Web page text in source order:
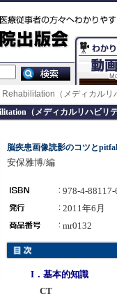
（メディカルリ
（メディカルリハビリ
脳疾患画像読影のコツと
安保雅博/編
978-4-
2011年6月
mr0132
I．基本的知識
CT